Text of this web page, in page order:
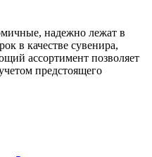
надежно лежат в
в качестве сувенира,
ассортимент позволяет
предстоящего